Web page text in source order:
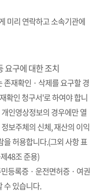
미리 연락하고 소속기관에
요구에 대한 조치
재확인 · 삭제를 요구할 경
확인 청구서'로 하여야 합니
인영상정보의 경우에만 열
보주체의 신체, 재산의 이익
허용합니다.(그외 사항 표
48조 준용)
등록증 · 운전면허증 · 여권
수 있습니다.